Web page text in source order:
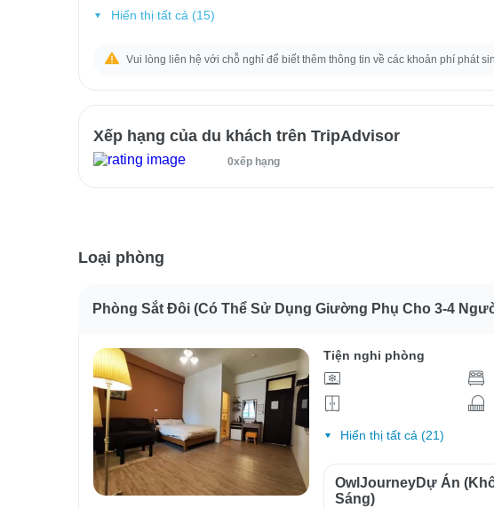
Hiển thị tất cả (15)
Vui lòng liên hệ với chỗ nghỉ để biết thêm thông tin về các khoản phí phát
Xếp hạng của du khách trên TripAdvisor
0xếp hạng
Loại phòng
Phòng Sắt Đôi (có Thể Sử Dụng Giường Phụ Cho 3-4
Tiện nghi phòng
Hiển thị tất cả (21)
OwlJourneyDự Án
Sáng)